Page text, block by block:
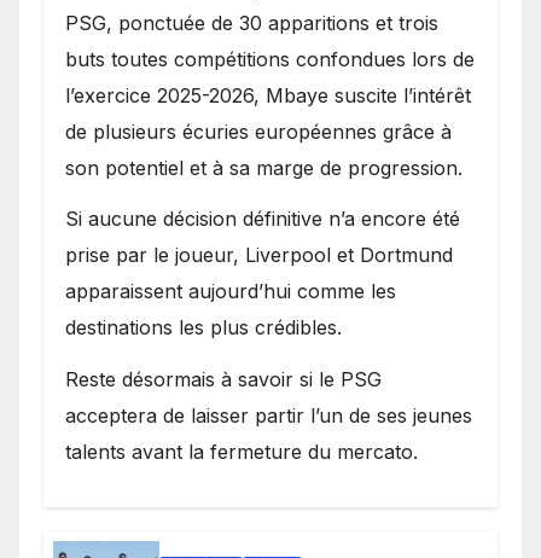
PSG, ponctuée de 30 apparitions et trois
buts toutes compétitions confondues lors de
l’exercice 2025-2026, Mbaye suscite l’intérêt
de plusieurs écuries européennes grâce à
son potentiel et à sa marge de progression.
Si aucune décision définitive n’a encore été
prise par le joueur, Liverpool et Dortmund
apparaissent aujourd’hui comme les
destinations les plus crédibles.
Reste désormais à savoir si le PSG
acceptera de laisser partir l’un de ses jeunes
talents avant la fermeture du mercato.